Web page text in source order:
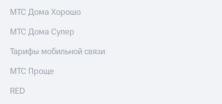
и акционерам
Корпоративное
секретарь
информации
МТС Дома Хорошо
МТС Дома Супер
Тарифы мобильной связи
МТС Проще
RED